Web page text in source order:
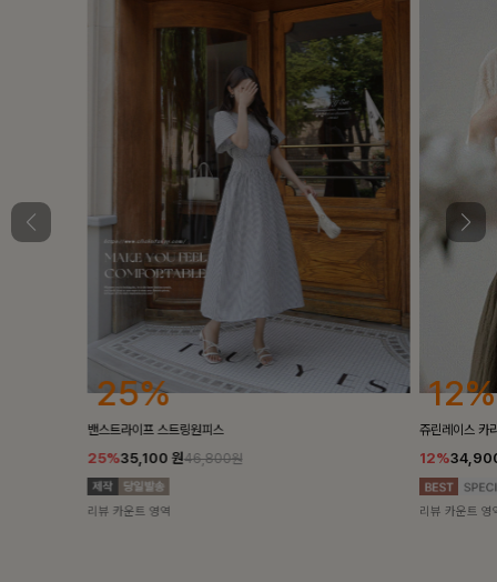
25%
밴스트라이프 스트링원피스
25%35,100 원46,800원
리뷰 카운트 영역
12%
쥬린레이스 카
12%
리뷰 카운트 영